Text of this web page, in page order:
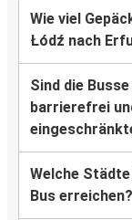
Wie viel
Łódź nach
Sind die
barrierefrei
Welche
Bus erreichen?